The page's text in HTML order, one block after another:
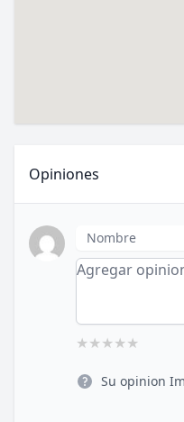
Opiniones
Nombre
About
★★★★★
Su opinion